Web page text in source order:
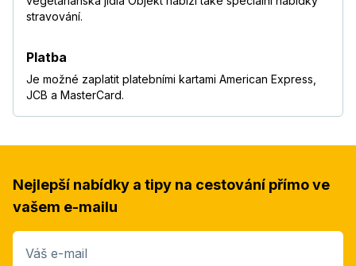
stravování.
Platba
Je možné zaplatit platebními kartami American Express,
JCB a MasterCard.
Nejlepší nabídky a tipy na cestování přímo ve
vašem e-mailu
Váš e-mail